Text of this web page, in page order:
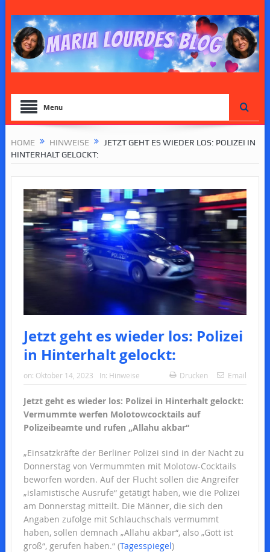
Menu
HOME HINWEISE
JETZT GEHT ES WIEDER LOS: POLIZEI IN
HINTERHALT GELOCKT:
Jetzt geht es wieder los: Polizei
in Hinterhalt gelockt:
on: Oktober 14, 2023 In: Hinweise Drucken Email
Jetzt geht es wieder los: Polizei in Hinterhalt gelockt:
Vermummte werfen Molotowcocktails auf
Polizeibeamte und rufen „Allahu akbar“
„Einsatzkräfte der Berliner Polizei sind in der Nacht zu
Donnerstag von Vermummten mit Molotow-Cocktails
beworfen worden. Auf der Flucht sollen die Angreifer
„islamistische Ausrufe“ getätigt haben, wie die Polizei
am Donnerstag mitteilt. Die Männer, die sich den
Angaben zufolge mit Schlauchschals vermummt
haben, sollen demnach „Allahu akbar“, also „Gott ist
groß“, gerufen haben.“ (Tagesspiegel)